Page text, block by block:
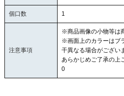
個口数 1
注意事項
※商品画像の小物等は
※画面上のカラーはブ
干異なる場合がござい
あらかじめご了承の上
0